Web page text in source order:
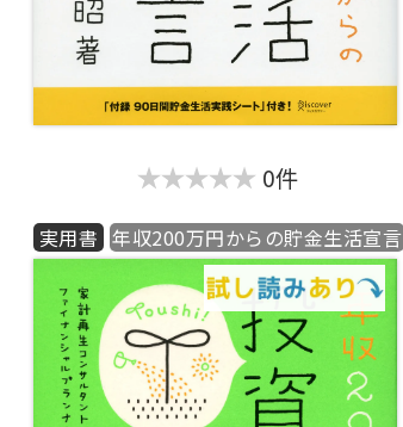
0件
実用書 年収200万円からの貯金生活宣言